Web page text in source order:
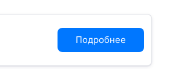
Подробнее